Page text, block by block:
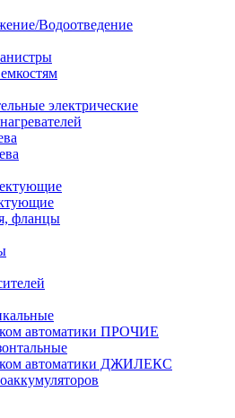
Водоотведение
электрические
фланцы
автоматики ПРОЧИЕ
автоматики ДЖИЛЕКС